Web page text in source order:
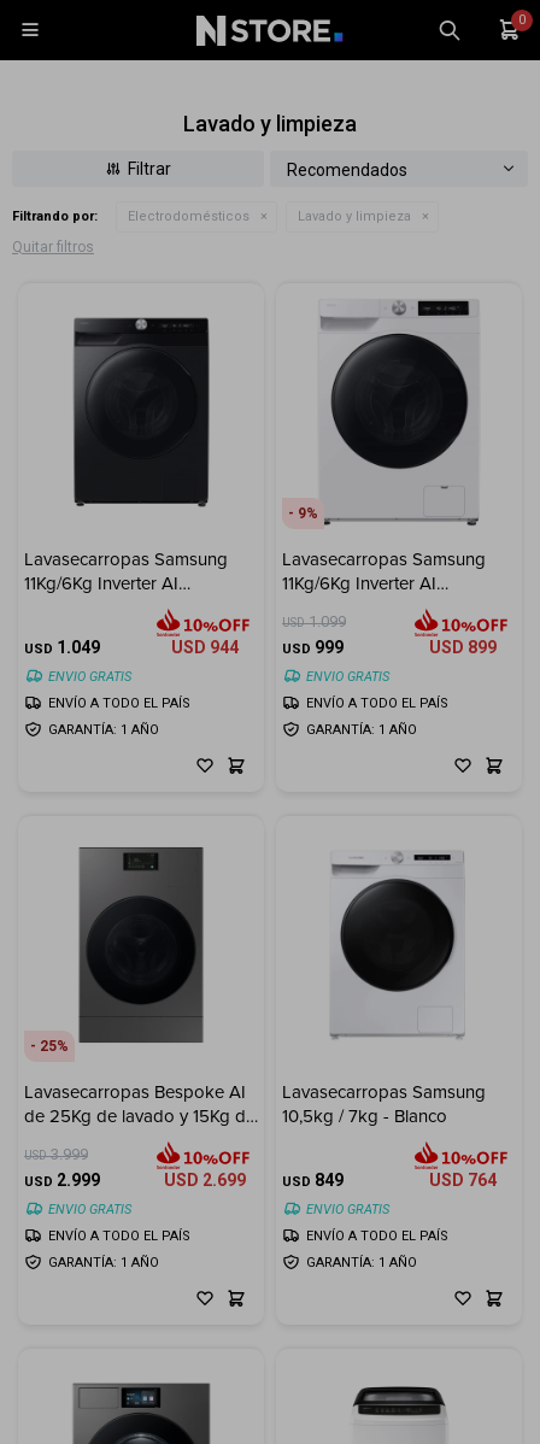
0

Lavado y limpieza
Recomendados
Filtrando por: Electrodomésticos Lavado y limpieza
Quitar filtros
Lavasecarropas Samsung
11Kg/6Kg Inverter AI
USD 1.049 USD 944
ENVIO GRATIS
GARANTÍA: 1 AÑO
ENVÍO A TODO EL PAÍS
9
Lavasecarropas Samsung
11Kg/6Kg Inverter AI
Ecobubble - White
USD 1.099
USD 999 USD 899
ENVIO GRATIS
GARANTÍA: 1 AÑO
ENVÍO A TODO EL PAÍS
25
Lavasecarropas Bespoke AI
de 25Kg de lavado y 15Kg de
USD 3.999
USD 2.999 USD 2.699
ENVIO GRATIS
GARANTÍA: 1 AÑO
ENVÍO A TODO EL PAÍS
Lavasecarropas Samsung
10,5kg / 7kg - Blanco
USD 849 USD 764
ENVIO GRATIS
GARANTÍA: 1 AÑO
ENVÍO A TODO EL PAÍS
Tecnología
Electrodomésticos
Hogar
Movilidad
Marcas
Cuenta
F&Q
Gaming